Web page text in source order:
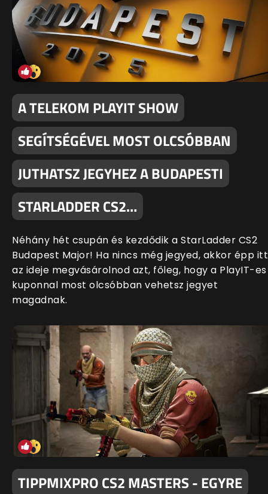
A TELEKOM PLAYIT SHOW
SEGÍTSÉGÉVEL MOST OLCSÓBBAN
JUTHATSZ JEGYHEZ A BUDAPESTI
STARLADDER CS2…
Néhány hét csupán és kezdődik a StarLadder CS2
Budapest Major! Ha nincs még jegyed, akkor épp itt
az ideje megvásárolnod azt, főleg, hogy a PlayIT-es
kuponnal most olcsóbban vehetsz jegyet
magadnak.
TIPPMIXPRO CS2 MASTERS - EGYRE